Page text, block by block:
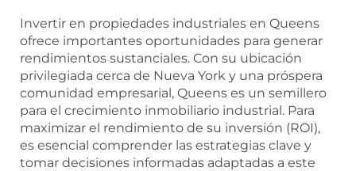
Invertir en propiedades industriales en Queens
ofrece importantes oportunidades para generar
rendimientos sustanciales. Con su ubicación
privilegiada cerca de Nueva York y una próspera
comunidad empresarial, Queens es un semillero
para el crecimiento inmobiliario industrial. Para
maximizar el rendimiento de su inversión (ROI),
es esencial comprender las estrategias clave y
tomar decisiones informadas adaptadas a este